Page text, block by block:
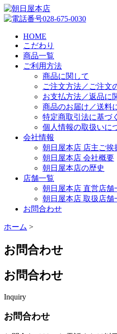
HOME
こだわり
商品一覧
ご利用方法
商品に関して
ご注文方法／ご注文
お支払方法／返品に
商品のお届け／送料
特定商取引法に基づ
個人情報の取扱いに
会社情報
朝日屋本店 店主ご挨
朝日屋本店 会社概要
朝日屋本店の歴史
店舗一覧
朝日屋本店 直営店舗
朝日屋本店 取扱店舗
お問合わせ
ホーム >
お問合わせ
お問合わせ
Inquiry
お問合わせ